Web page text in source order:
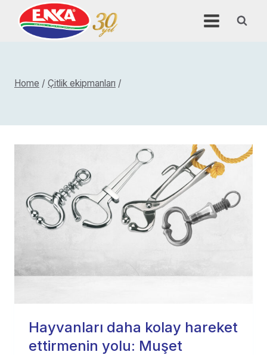
content
Home / Çitlik ekipmanları /
Hayvanları daha kolay hareket
ettirmenin yolu: Muşet